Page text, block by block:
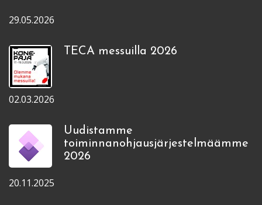
29.05.2026
TECA messuilla 2026
02.03.2026
Uudistamme
toiminnanohjausjärjestelmäämme
2026
20.11.2025